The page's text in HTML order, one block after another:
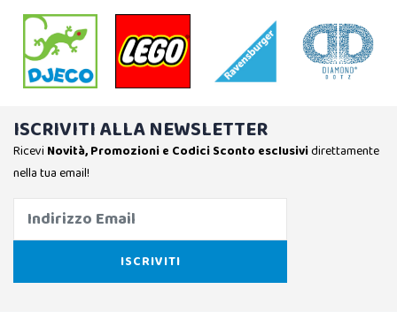
ISCRIVITI ALLA NEWSLETTER
Ricevi Novità, Promozioni e Codici Sconto esclusividirettamente
nella tua email!